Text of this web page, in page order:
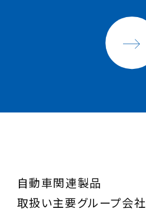
自動車関連製品
取扱い主要グループ会社